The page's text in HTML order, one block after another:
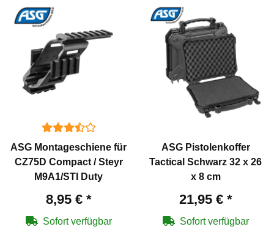
ASG Montageschiene für
CZ75D Compact / Steyr
M9A1/STI Duty
8,95 € *
Sofort verfügbar
ASG Pistolenkoffer
Tactical Schwarz 32 x 26
x 8 cm
21,95 € *
Sofort verfügbar